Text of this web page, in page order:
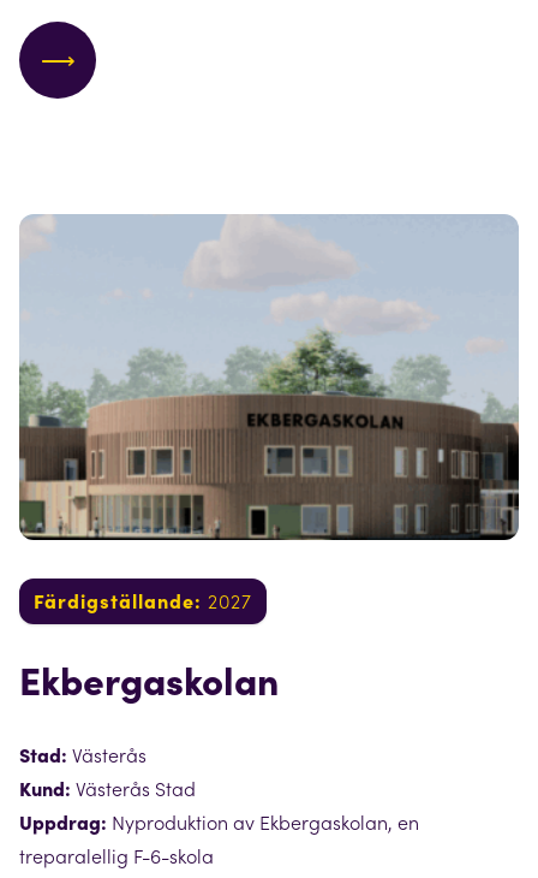
⟶
Färdigställande: 2027
Ekbergaskolan
Stad: Västerås
Kund: Västerås Stad
Uppdrag: Nyproduktion av Ekbergaskolan, en
treparalellig F-6-skola